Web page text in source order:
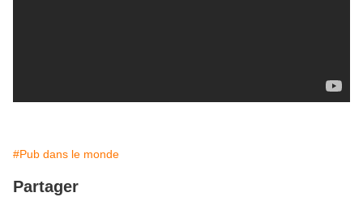
#Pub dans le monde
Partager